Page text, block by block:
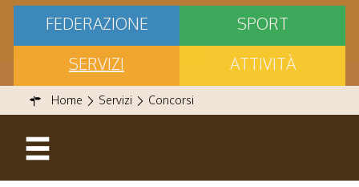
FEDERAZIONE
SPORT
SERVIZI
ATTIVITÀ
Home Servizi Concorsi